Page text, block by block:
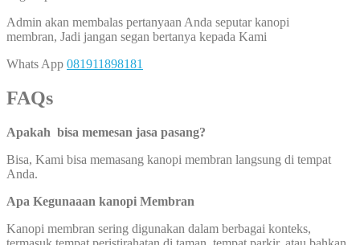
Admin akan membalas pertanyaan Anda seputar kanopi
membran, Jadi jangan segan bertanya kepada Kami
Whats App 081911898181
FAQs
Apakah bisa memesan jasa pasang?
Bisa, Kami bisa memasang kanopi membran langsung di tempat
Anda.
Apa Kegunaaan kanopi Membran
Kanopi membran sering digunakan dalam berbagai konteks,